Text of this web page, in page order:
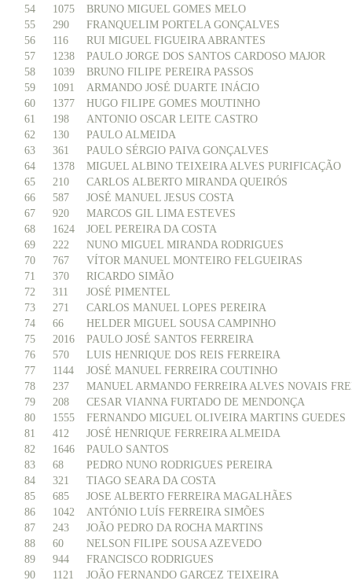
54
1075
BRUNO MIGUEL GOMES MELO
55
290
FRANQUELIM PORTELA GONÇALVES
56
116
RUI MIGUEL FIGUEIRA ABRANTES
57
1238
PAULO JORGE DOS SANTOS CARDOSO MAJOR
58
1039
BRUNO FILIPE PEREIRA PASSOS
59
1091
ARMANDO JOSÉ DUARTE INÁCIO
60
1377
HUGO FILIPE GOMES MOUTINHO
61
198
ANTONIO OSCAR LEITE CASTRO
62
130
PAULO ALMEIDA
63
361
PAULO SÉRGIO PAIVA GONÇALVES
64
1378
MIGUEL ALBINO TEIXEIRA ALVES PURIFICAÇÃO
65
210
CARLOS ALBERTO MIRANDA QUEIRÓS
66
587
JOSÉ MANUEL JESUS COSTA
67
920
MARCOS GIL LIMA ESTEVES
68
1624
JOEL PEREIRA DA COSTA
69
222
NUNO MIGUEL MIRANDA RODRIGUES
70
767
VÍTOR MANUEL MONTEIRO FELGUEIRAS
71
370
RICARDO SIMÃO
72
311
JOSÉ PIMENTEL
73
271
CARLOS MANUEL LOPES PEREIRA
74
66
HELDER MIGUEL SOUSA CAMPINHO
75
2016
PAULO JOSÉ SANTOS FERREIRA
76
570
LUIS HENRIQUE DOS REIS FERREIRA
77
1144
JOSÉ MANUEL FERREIRA COUTINHO
78
237
MANUEL ARMANDO FERREIRA ALVES NOVAIS
79
208
CESAR VIANNA FURTADO DE MENDONÇA
80
1555
FERNANDO MIGUEL OLIVEIRA MARTINS GUEDES
81
412
JOSÉ HENRIQUE FERREIRA ALMEIDA
82
1646
PAULO SANTOS
83
68
PEDRO NUNO RODRIGUES PEREIRA
84
321
TIAGO SEARA DA COSTA
85
685
JOSE ALBERTO FERREIRA MAGALHÃES
86
1042
ANTÓNIO LUÍS FERREIRA SIMÕES
87
243
JOÃO PEDRO DA ROCHA MARTINS
88
60
NELSON FILIPE SOUSA AZEVEDO
89
944
FRANCISCO RODRIGUES
90
1121
JOÃO FERNANDO GARCEZ TEIXEIRA